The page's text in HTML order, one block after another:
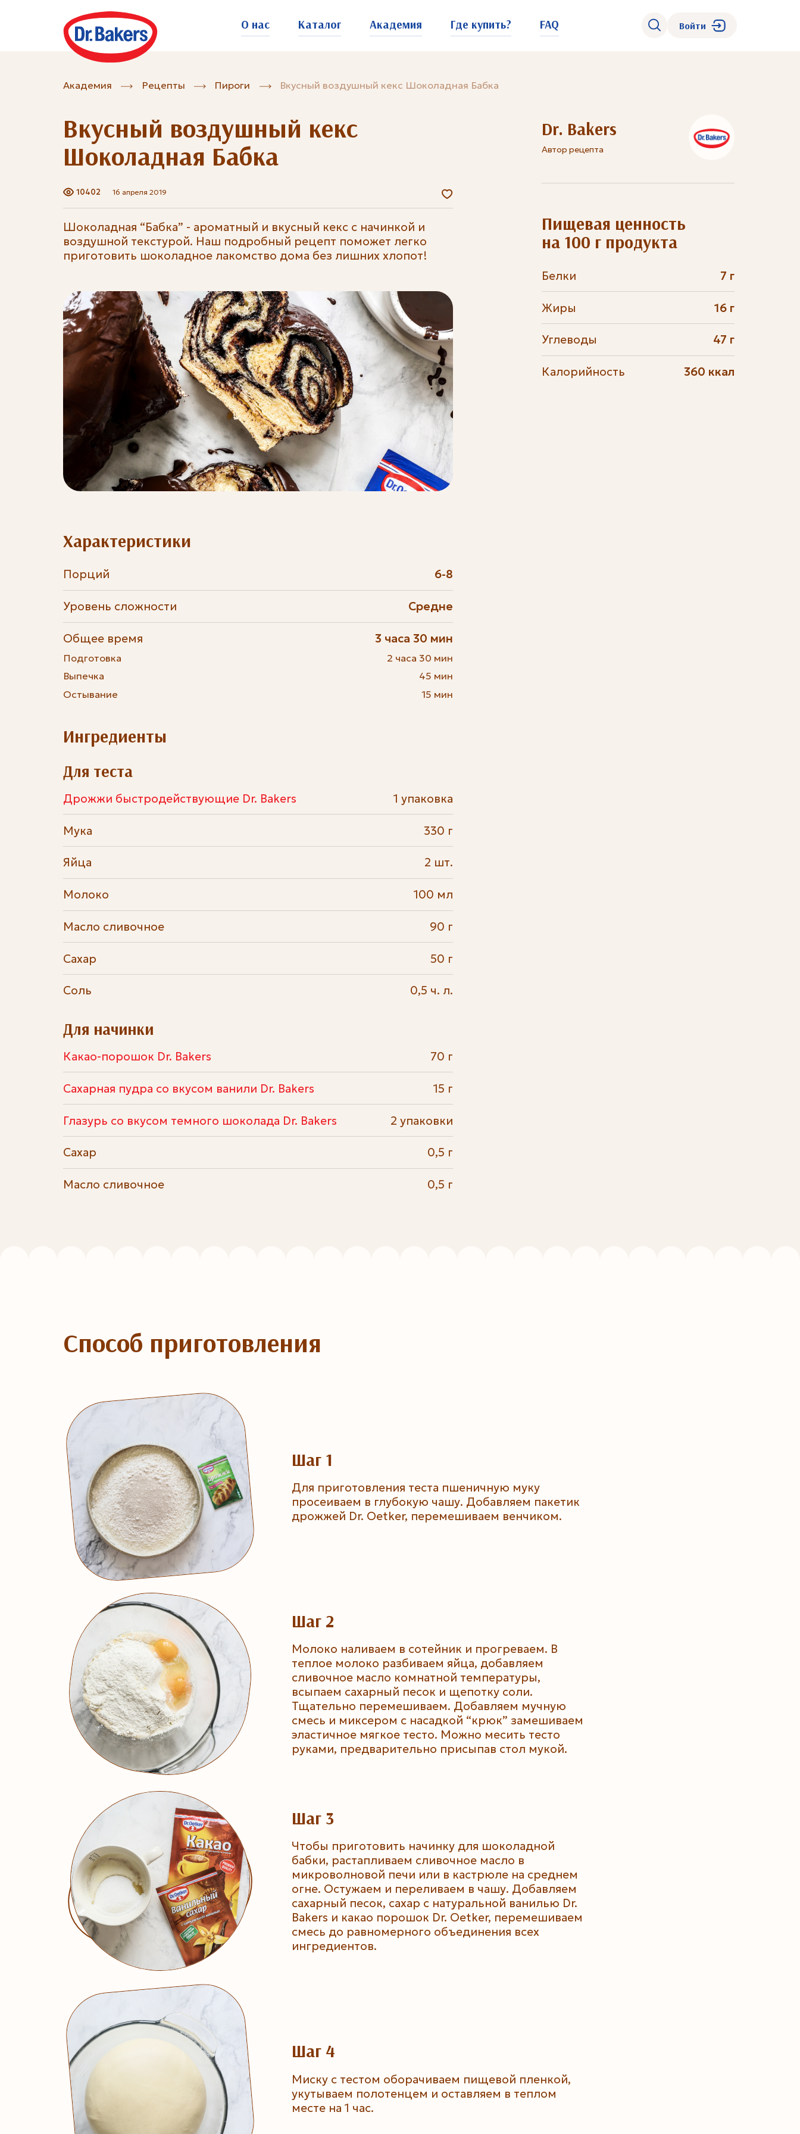
О нас Каталог Академия Где купить? FAQ Войти
Академия Рецепты Пироги Вкусный воздушный кекс Шоколадная Бабка
Вкусный воздушный кекс
Шоколадная Бабка
10402 16 апреля 2019
Dr. Bakers
Автор рецепта
Шоколадная “Бабка” - ароматный и вкусный кекс с начинкой и
воздушной текстурой. Наш подробный рецепт поможет легко
приготовить шоколадное лакомство дома без лишних хлопот!
Пищевая ценность
на 100 г продукта
Белки 7 г
Жиры 16 г
Углеводы 47 г
Калорийность 360 ккал
Характеристики
Порций 6-8
Уровень сложности Средне
Общее время
Подготовка
Выпечка
Остывание
3 часа 30 мин
2 часа 30 мин
45 мин
15 мин
Ингредиенты
Для теста
Дрожжи быстродействующие Dr. Bakers 1 упаковка
Мука 330 г
Яйца 2 шт.
Молоко 100 мл
Масло сливочное 90 г
Сахар 50 г
Соль 0,5 ч. л.
Для начинки
Какао-порошок Dr. Bakers 70 г
Сахарная пудра со вкусом ванили Dr. Bakers 15 г
Глазурь со вкусом темного шоколада Dr. Bakers 2 упаковки
Сахар 0,5 г
Масло сливочное 0,5 г
Способ приготовления
Шаг 1
Для приготовления теста пшеничную муку
просеиваем в глубокую чашу. Добавляем пакетик
дрожжей Dr. Oetker, перемешиваем венчиком.
Шаг 2
Молоко наливаем в сотейник и прогреваем. В
теплое молоко разбиваем яйца, добавляем
сливочное масло комнатной температуры,
всыпаем сахарный песок и щепотку соли.
Тщательно перемешиваем. Добавляем мучную
смесь и миксером с насадкой “крюк” замешиваем
эластичное мягкое тесто. Можно месить тесто
руками, предварительно присыпав стол мукой.
Шаг 3
Чтобы приготовить начинку для шоколадной
бабки, растапливаем сливочное масло в
микроволновой печи или в кастрюле на среднем
огне. Остужаем и переливаем в чашу. Добавляем
сахарный песок, сахар с натуральной ванилью Dr.
Bakers и какао порошок Dr. Oetker, перемешиваем
смесь до равномерного объединения всех
ингредиентов.
Шаг 4
Миску с тестом оборачиваем пищевой пленкой,
укутываем полотенцем и оставляем в теплом
месте на 1 час.